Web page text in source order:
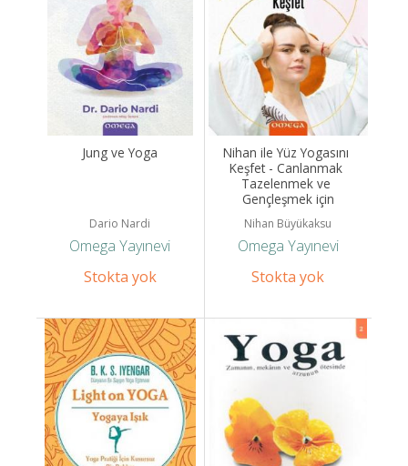
Jung ve Yoga
Dario Nardi
Omega Yayınevi
Stokta yok
Nihan ile Yüz Yogasını
Keşfet - Canlanmak
Tazelenmek ve
Gençleşmek için
Nihan Büyükaksu
Omega Yayınevi
Stokta yok